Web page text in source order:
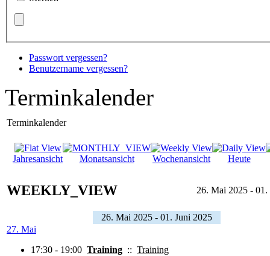
Passwort vergessen?
Benutzername vergessen?
Terminkalender
Terminkalender
Jahresansicht Monatsansicht Wochenansicht Heute
WEEKLY_VIEW 26. Mai 2025 - 01.
26. Mai 2025 - 01. Juni 2025
27. Mai
17:30 - 19:00 Training :: Training